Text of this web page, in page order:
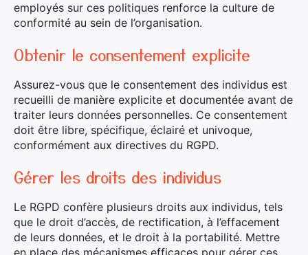
employés sur ces politiques renforce la culture de
conformité au sein de l’organisation.
Obtenir le consentement explicite
Assurez-vous que le consentement des individus est
recueilli de manière explicite et documentée avant de
traiter leurs données personnelles. Ce consentement
doit être libre, spécifique, éclairé et univoque,
conformément aux directives du RGPD.
Gérer les droits des individus
Le RGPD confère plusieurs droits aux individus, tels
que le droit d’accès, de rectification, à l’effacement
de leurs données, et le droit à la portabilité. Mettre
en place des mécanismes efficaces pour gérer ces